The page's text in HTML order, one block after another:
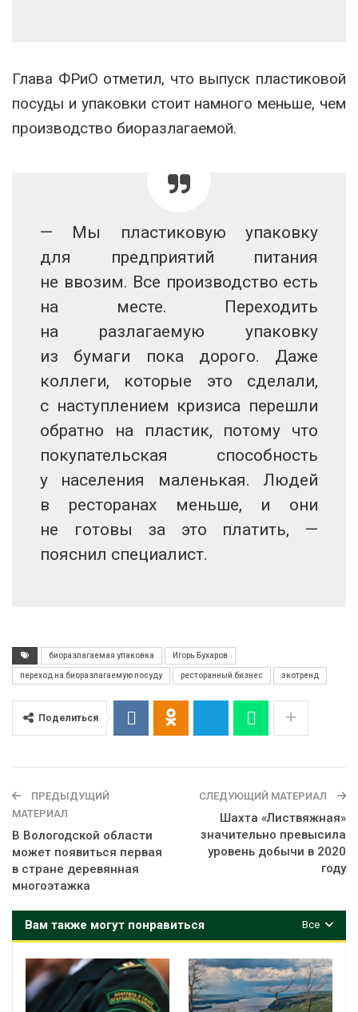
Глава ФРиО отметил, что выпуск пластиковой
посуды и упаковки стоит намного меньше, чем
производство биоразлагаемой.
— Мы пластиковую упаковку
для предприятий питания
не ввозим. Все производство есть
на месте. Переходить
на разлагаемую упаковку
из бумаги пока дорого. Даже
коллеги, которые это сделали,
с наступлением кризиса перешли
обратно на пластик, потому что
покупательская способность
у населения маленькая. Людей
в ресторанах меньше, и они
не готовы за это платить, —
пояснил специалист.
биоразлагаемая упаковка Игорь Бухаров
переход на биоразлагаемую посуду ресторанный бизнес экотренд
Поделиться
ПРЕДЫДУЩИЙ
МАТЕРИАЛ
В Вологодской области
может появиться первая
в стране деревянная
многоэтажка
СЛЕДУЮЩИЙ МАТЕРИАЛ
Шахта «Листвяжная»
значительно превысила
уровень добычи в 2020
году
Все
Вам также могут понравиться